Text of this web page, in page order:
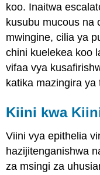
koo. Inaitwa
kusubu mucous na
mwingine, cilia ya
chini kuelekea koo
vifaa vya
katika mazingira
Kiini kwa
Viini vya epithelia
hazijitenganishwa
za msingi za